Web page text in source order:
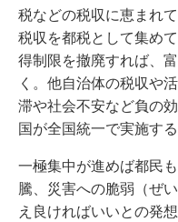
税などの税収に恵まれ
税収を都税として集め
得制限を撤廃すれば、
く。他自治体の税収や
滞や社会不安など負の
国が全国統一で実施する
一極集中が進めば都民
騰、災害への脆弱（ぜ
え良ければいいとの発